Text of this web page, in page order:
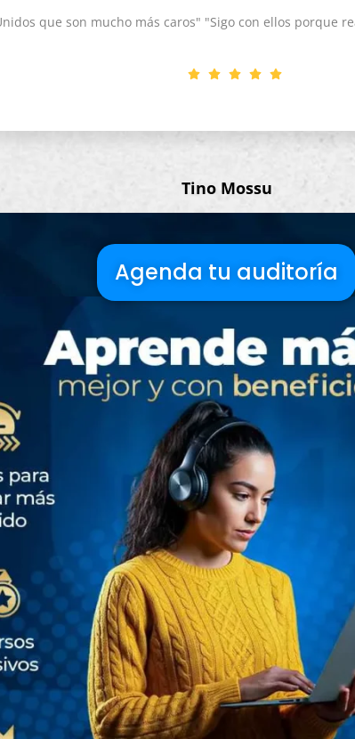
Tino Mossu
que son mucho más caros" "Sigo con ellos porque
Agenda tu auditoría